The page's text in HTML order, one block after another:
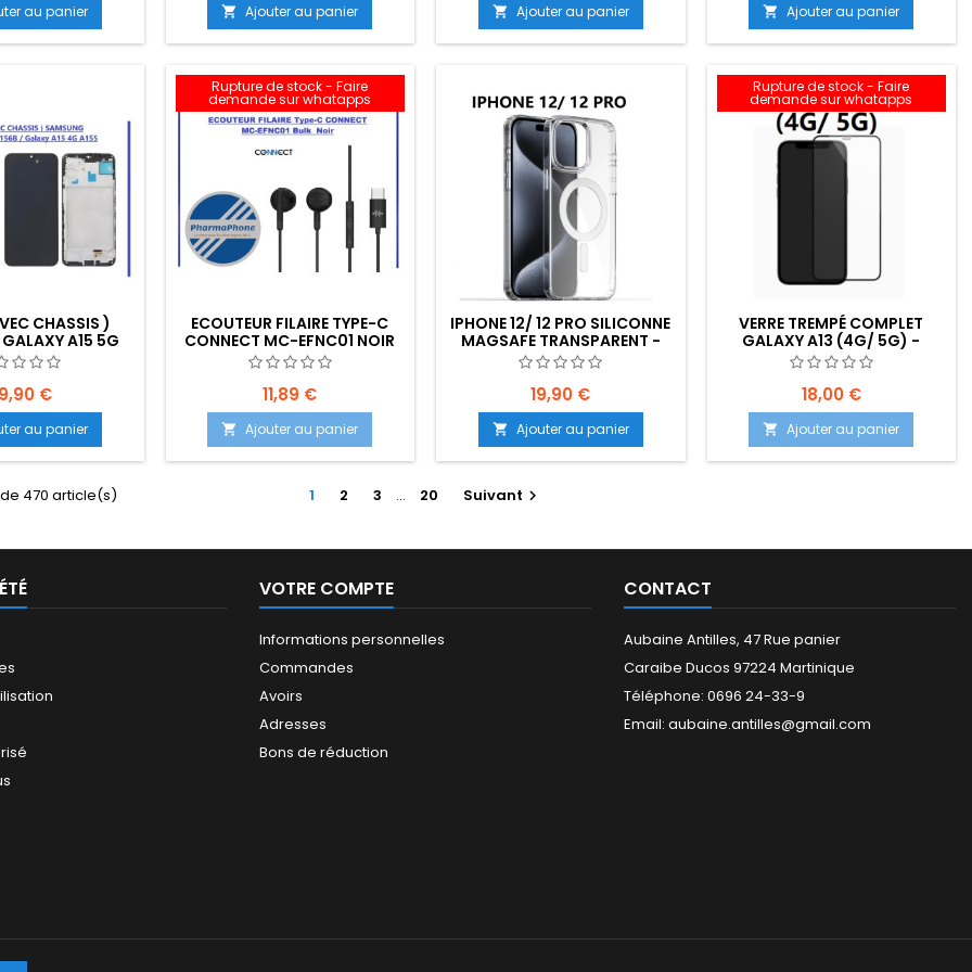
au panier  Ajouter au panier  Ajouter au panier  Ajouter au panier
CHASSIS )
A15 5G
A15 4G
: Z02-
E07
€
au panier
Rupture de stock - Faire
demande sur whatapps
ECOUTEUR FILAIRE TYPE-C
CONNECT MC-EFNC01 NOIR
EMPLACEMENT: Z02-B200-
E04
11,89 €
 Ajouter au panier
IPHONE 12/ 12 PRO SILICONNE
MAGSAFE TRANSPARENT -
EMPLACEMENT: Z02-B60-E05
19,90 €
 Ajouter au panier
Rupture de stock - Faire
demande sur whatapps
VERRE TREMPÉ COMPLET
GALAXY A13 (4G/ 5G) -
EMPLACEMENT : Z02-B40-E01
18,00 €
 Ajouter au panier
470 article(s) 1 2 3 … 20 Suivant 
VOTRE COMPTE
Informations personnelles
Commandes
Avoirs
Adresses
Bons de réduction
CONTACT
Aubaine Antilles, 47 Rue panier
Caraibe Ducos 97224 Martinique
Téléphone: 0696 24-33-9
Email: aubaine.antilles@gmail.com